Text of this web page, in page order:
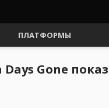
ПЛАТФОРМЫ
Days Gone